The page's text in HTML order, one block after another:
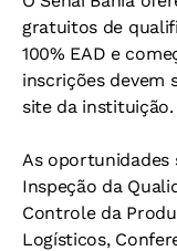
gratuitos de
100% EAD e
inscrições devem
site da instituição.
As oportunidades
Inspeção da
Controle da
Logísticos,